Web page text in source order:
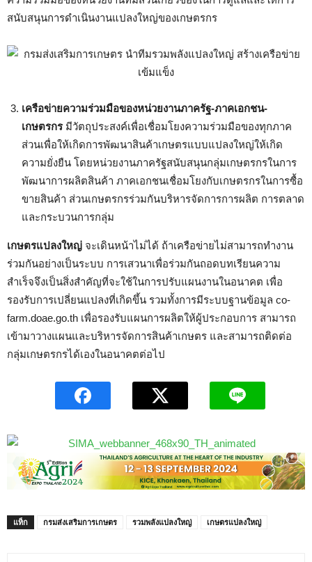
สนับสนุนการดำเนินงานแปลงใหญ่ของเกษตรกร
เครือข่ายความร่วมมือของหน่วยงานภาครัฐ-ภาคเอกชน-
เกษตรกรมีวัตถุประสงค์เพื่อเชื่อมโยงความร่วมมือของทุกภาค
ส่วนเพื่อให้เกิดการพัฒนาสินค้าเกษตรแบบแปลงใหญ่ให้เกิด
ความยั่งยืน โดยหน่วยงานภาครัฐสนับสนุนกลุ่มเกษตรกรในการ
พัฒนาการผลิตสินค้า ภาคเอกชนเชื่อมโยงกับเกษตรกรในการซื้อ
ขายสินค้า ส่วนเกษตรกรร่วมกันบริหารจัดการการผลิต การตลาด
และกระบวนการกลุ่ม
เกษตรแปลงใหญ่ จะเดินหน้าไม่ได้ ถ้าเครือข่ายไม่สามารถทำงาน
ร่วมกันอย่างเป็นระบบ การเสวนาเพื่อร่วมกันถอดบทเรียนความ
สำเร็จจึงเป็นสิ่งสำคัญที่จะใช้ในการปรับแผนงานในอนาคต เพื่อ
รองรับการเปลี่ยนแปลงที่เกิดขึ้น รวมทั้งการมีระบบฐานข้อมูล co-
farm.doae.go.th เพื่อรองรับแผนการผลิตให้ผู้ประกอบการ สามารถ
เข้ามาวางแผนและบริหารจัดการสินค้าเกษตร และสามารถติดต่อ
กลุ่มเกษตรกรได้เองในอนาคตต่อไป
แท็ก กรมส่งเสริมการเกษตร รวมพลังแปลงใหญ่ เกษตรแปลงใหญ่